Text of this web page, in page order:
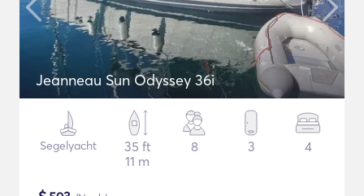
Jeanneau Sun Odyssey 36i
Segelyacht
35 ft
11 m
8 3 4